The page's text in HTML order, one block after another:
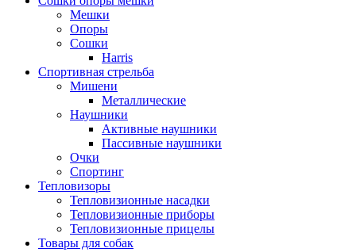
Мешки
Опоры
Сошки
Harris
Спортивная стрельба
Мишени
Металлические
Наушники
Активные наушники
Пассивные наушники
Очки
Спортинг
Тепловизоры
Тепловизионные насадки
Тепловизионные приборы
Тепловизионные прицелы
Товары для собак